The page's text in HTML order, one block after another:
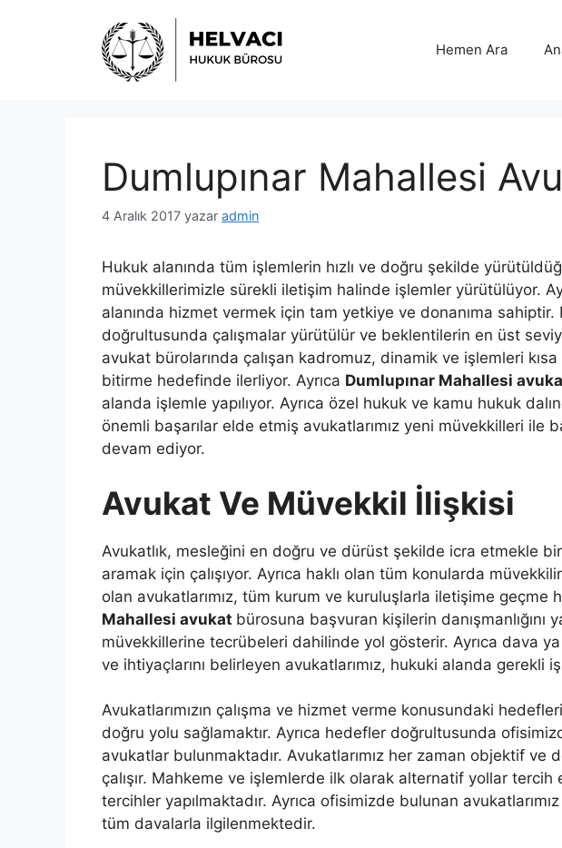
Hemen Ara
Dumlupınar Mahallesi
4 Aralık 2017 yazar admin
Hukuk alanında tüm işlemlerin hızlı ve doğru şekilde
müvekkillerimizle sürekli iletişim halinde işlemler yürütülüyor.
alanında hizmet vermek için tam yetkiye ve donanıma
doğrultusunda çalışmalar yürütülür ve beklentilerin en üst
avukat bürolarında çalışan kadromuz, dinamik ve işlemleri
bitirme hedefinde ilerliyor. Ayrıca Dumlupınar Mahallesi
alanda işlemle yapılıyor. Ayrıca özel hukuk ve kamu hukuk
önemli başarılar elde etmiş avukatlarımız yeni müvekkilleri ile
devam ediyor.
Avukat Ve Müvekkil İlişkisi
Avukatlık, mesleğini en doğru ve dürüst şekilde icra etmekle
aramak için çalışıyor. Ayrıca haklı olan tüm konularda
olan avukatlarımız, tüm kurum ve kuruluşlarla iletişime geçme
Mahallesi avukat bürosuna başvuran kişilerin danışmanlığını
müvekkillerine tecrübeleri dahilinde yol gösterir. Ayrıca dava
ve ihtiyaçlarını belirleyen avukatlarımız, hukuki alanda gerekli
Avukatlarımızın çalışma ve hizmet verme konusundaki
doğru yolu sağlamaktır. Ayrıca hedefler doğrultusunda
avukatlar bulunmaktadır. Avukatlarımız her zaman objektif ve
çalışır. Mahkeme ve işlemlerde ilk olarak alternatif yollar tercih
tercihler yapılmaktadır. Ayrıca ofisimizde bulunan
tüm davalarla ilgilenmektedir.